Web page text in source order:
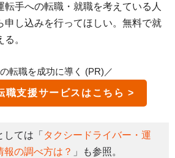
転手への転職・就職を考えている人
申し込みを行ってほしい。無料で就
。
転職を成功に導く (PR)／
職支援サービス
しては「 タクシードライバー・運
の調べ方は？ 」も参照。